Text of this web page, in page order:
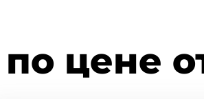
по цене